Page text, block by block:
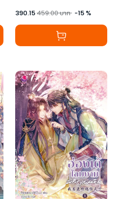
390.15459.00บาท -15 %